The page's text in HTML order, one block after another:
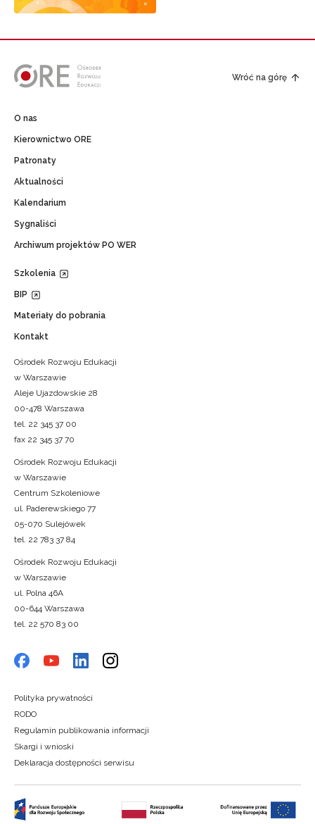
Wróć na górę
O nas
Kierownictwo ORE
Patronaty
Aktualności
Kalendarium
Sygnaliści
Archiwum projektów PO WER
Szkolenia
BIP
Materiały do pobrania
Kontakt
Ośrodek Rozwoju Edukacji
w Warszawie
Aleje Ujazdowskie 28
00-478 Warszawa
tel. 22 345 37 00
fax 22 345 37 70
Ośrodek Rozwoju Edukacji
w Warszawie
Centrum Szkoleniowe
ul. Paderewskiego 77
05-070 Sulejówek
tel. 22 783 37 84
Ośrodek Rozwoju Edukacji
w Warszawie
ul. Polna 46A
00-644 Warszawa
tel. 22 570 83 00
Polityka prywatności
RODO
Regulamin publikowania informacji
Skargi i wnioski
Deklaracja dostępności serwisu